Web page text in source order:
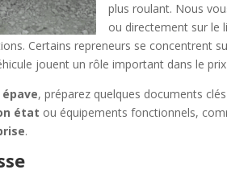
plus roulant. Nous
ou directement sur le
Certains repreneurs se concentrent
jouent un rôle important dans le
, préparez quelques documents
état ou équipements fonctionnels,
.